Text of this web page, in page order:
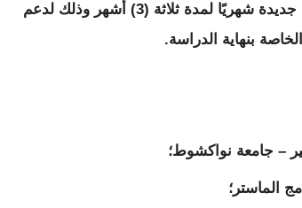
وقال البنك في خبر عبر صفحته أن المنح تبلغ قيمتها 5000 أوقية جديدة شهريًا لمدة ثلاثة (3) أشهر وذلك لدعم
بنهاية الدراسة.
الماستر؛